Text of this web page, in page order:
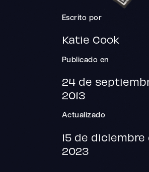
Escrito por
Katie Cook
Publicado en
24 de
2013
Actualizado
15 de diciembre
2023